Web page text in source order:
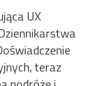
UX
teraz